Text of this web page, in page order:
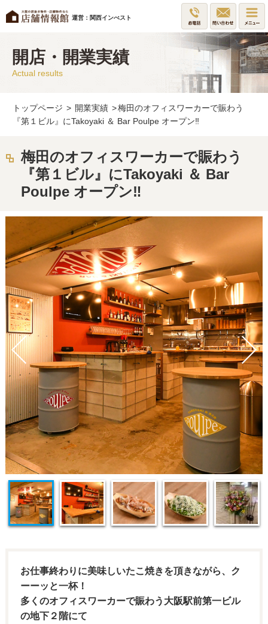
運営：関西インべスト
開店・開業実績
Actual results
トップページ > 開業実績 >梅田のオフィスワーカーで賑わう
『第１ビル』にTakoyaki ＆ Bar Poulpe オープン‼
梅田のオフィスワーカーで賑わう
『第１ビル』にTakoyaki ＆ Bar
Poulpe オープン‼
お仕事終わりに美味しいたこ焼きを頂きながら、ク
ーーッと一杯！
多くのオフィスワーカーで賑わう大阪駅前第一ビル
の地下２階にて